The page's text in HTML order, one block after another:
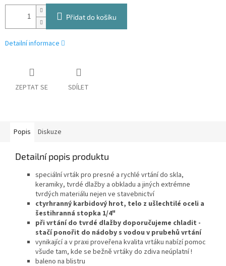
Přidat do košíku
Detailní informace
ZEPTAT SE SDÍLET
Popis Diskuze
Detailní popis produktu
speciální vrták pro presné a rychlé vrtání do skla,
keramiky, tvrdé dlažby a obkladu a jiných extrémne
tvrdých materiálu nejen ve stavebnictví
ctyrhranný karbidový hrot, telo z ušlechtilé oceli a
šestihranná stopka 1/4"
při vrtání do tvrdé dlažby doporučujeme chladit -
stačí ponořit do nádoby s vodou v prubehů vrtání
vynikající a v praxi proveřena kvalita vrtáku nabízí pomoc
všude tam, kde se bežně vrtáky do zdiva neúplatní !
baleno na blistru